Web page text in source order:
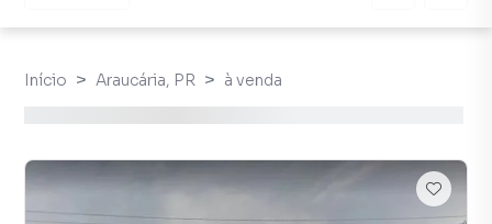
Início Araucária, PR à venda